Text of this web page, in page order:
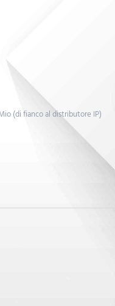
(di fianco al distributore IP)